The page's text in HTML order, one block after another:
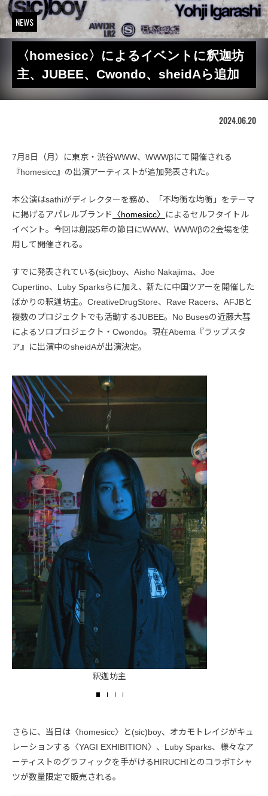
NEWS
〈homesicc〉によるイベントに釈迦坊
主、JUBEE、Cwondo、sheidAら追加
2024.06.20
7月8日（月）に東京・渋谷WWW、WWWβにて開催される
『homesicc』の出演アーティストが追加発表された。
本公演はsathiがディレクターを務め、「不均衡な均衡」をテーマ
に掲げるアパレルブランド
〈homesicc〉
によるセルフタイトル
イベント。今回は創設5年の節目にWWW、WWWβの2会場を使
用して開催される。
すでに発表されている(sic)boy、Aisho Nakajima、Joe
Cupertino、Luby Sparksらに加え、新たに中国ツアーを開催した
ばかりの釈迦坊主。CreativeDrugStore、Rave Racers、AFJBと
複数のプロジェクトでも活動するJUBEE。No Busesの近藤大彗
によるソロプロジェクト・Cwondo。現在Abema『ラップスタ
ア』に出演中のsheidAが出演決定。
釈迦坊主
さらに、当日は〈homesicc〉と(sic)boy、オカモトレイジがキュ
レーションする〈YAGI EXHIBITION〉、Luby Sparks、様々なア
ーティストのグラフィックを手がけるHIRUCHIとのコラボTシャ
ツが数量限定で販売される。